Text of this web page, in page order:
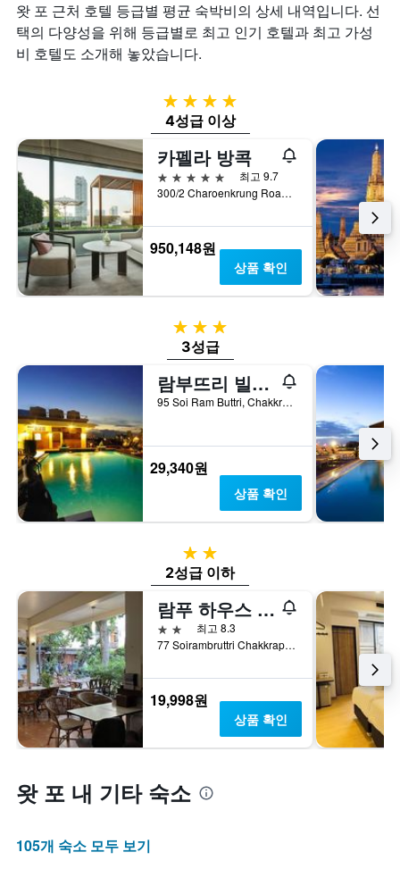
왓 포 근처 호텔 등급별 평균 숙박비의 상세 내역입니다. 선
택의 다양성을 위해 등급별로 최고 인기 호텔과 최고 가성
비 호텔도 소개해 놓았습니다.
4성급
4성급 이상
카펠라 방콕
5성급
최고 9.7
300/2 Charoenkrung Road, 방콕, 태국
950,148원
상품 확인
3성급
3성급
람부뜨리 빌리지 인 & 플라자
95 Soi Ram Buttri, Chakkra Phong Road, Phra Nakorn, 방콕, 태국
29,340원
상품 확인
2성급
2성급 이하
람푸 하우스 방콕
2성급
최고 8.3
77 Soirambruttri Chakkrapong Rd. Chanasongkarm Phranakorn Bangkok, 방콕, 태국
19,998원
상품 확인
왓 포 내 기타 숙소
105개 숙소 모두 보기